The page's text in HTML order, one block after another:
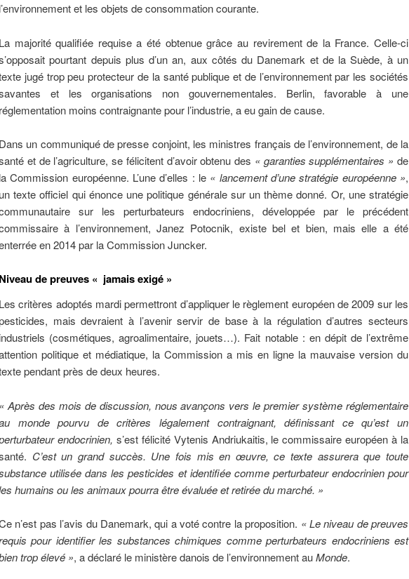
l’environnement et les objets de consommation courante.
La majorité qualifiée requise a été obtenue grâce au revirement de la France. Celle-ci
pourtant depuis plus d’un an, aux côtés du Danemark et de la Suède, à un
jugé trop peu protecteur de la santé publique et de l’environnement par les sociétés
et les organisations non gouvernementales. Berlin, favorable à une
réglementation moins contraignante pour l’industrie, a eu gain de cause.
Dans un communiqué de presse conjoint, les ministres français de l’environnement, de la
et de l’agriculture, se félicitent d’avoir obtenu des « garanties supplémentaires » de
la Commission européenne. L’une d’elles : le « lancement d’une stratégie européenne »,
un texte officiel qui énonce une politique générale sur un thème donné. Or, une stratégie
sur les perturbateurs endocriniens, développée par le précédent
à l’environnement, Janez Potocnik, existe bel et bien, mais elle a été
en 2014 par la Commission Juncker.
Niveau de preuves « jamais exigé »
Les critères adoptés mardi permettront d’appliquer le règlement européen de 2009 sur les
mais devraient à l’avenir servir de base à la régulation d’autres secteurs
industriels (cosmétiques, agroalimentaire, jouets…). Fait notable : en dépit de l’extrême
politique et médiatique, la Commission a mis en ligne la mauvaise version du
pendant près de deux heures.
« Après des mois de discussion, nous avançons vers le premier système réglementaire
monde pourvu de critères légalement contraignant, définissant ce qu’est un
endocrinien, s’est félicité Vytenis Andriukaitis, le commissaire européen à la
C’est un grand succès. Une fois mis en œuvre, ce texte assurera que toute
utilisée dans les pesticides et identifiée comme perturbateur endocrinien pour
humains ou les animaux pourra être évaluée et retirée du marché. »
n’est pas l’avis du Danemark, qui a voté contre la proposition. « Le niveau de preuves
pour identifier les substances chimiques comme perturbateurs endocriniens est
trop élevé », a déclaré le ministère danois de l’environnement auMonde.